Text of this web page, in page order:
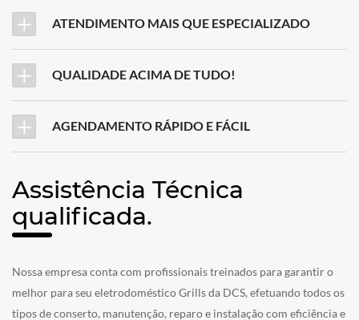
ATENDIMENTO MAIS QUE ESPECIALIZADO
QUALIDADE ACIMA DE TUDO!
AGENDAMENTO RÁPIDO E FÁCIL
Assistência Técnica
qualificada.
Nossa empresa conta com profissionais treinados para garantir o
melhor para seu eletrodoméstico Grills da DCS, efetuando todos os
tipos de conserto, manutenção, reparo e instalação com eficiência e